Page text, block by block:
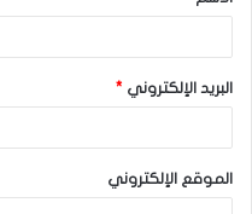
البريد الإلكتروني *
الموقع الإلكتروني